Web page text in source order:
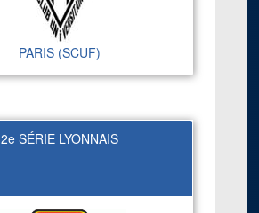
PARIS (SCUF)
2e SÉRIE LYONNAIS